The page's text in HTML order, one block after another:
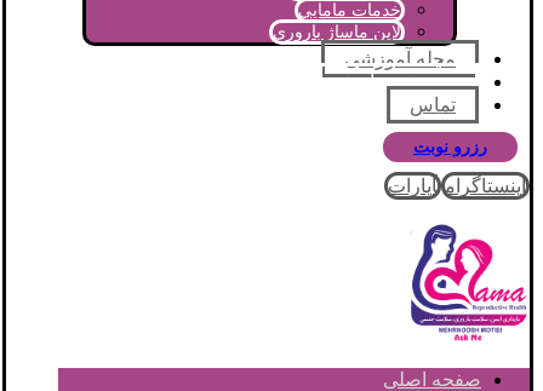
خدمات مامایی
لاین ماساژ باروری
مجله آموزشی
پرسش و پاسخ
تماس
رزرو نوبت
اینستاگرام آپارات
صفحه اصلی